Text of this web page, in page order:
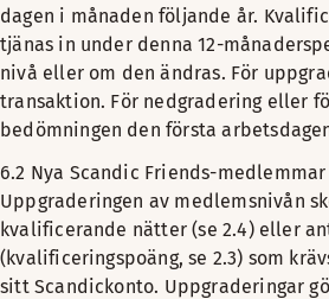
dagen i månaden följande år.
tjänas in under denna 12-
nivå eller om den ändras. För
transaktion. För nedgradering eller
bedömningen den första
6.2 Nya Scandic Friends-
Uppgraderingen av medlemsnivån
kvalificerande nätter (se 2.4) eller
(kvalificeringspoäng, se 2.3) som
sitt Scandickonto. Uppgraderingar